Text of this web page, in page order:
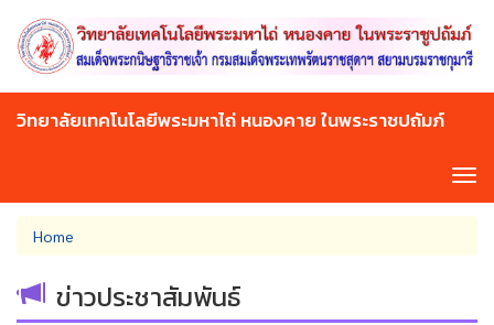
main
content
วิทยาลัยเทคโนโลยีพระมหาไถ่ หนองคาย ในพระราชปถัมภ์
You
are
here
Home
ข่าวประชาสัมพันธ์